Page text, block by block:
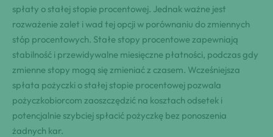
spłaty o stałej stopie procentowej. Jednak ważne jest
rozważenie zalet i wad tej opcji w porównaniu do zmiennych
stóp procentowych. Stałe stopy procentowe zapewniają
stabilność i przewidywalne miesięczne płatności, podczas gdy
zmienne stopy mogą się zmieniać z czasem. Wcześniejsza
spłata pożyczki o stałej stopie procentowej pozwala
pożyczkobiorcom zaoszczędzić na kosztach odsetek i
potencjalnie szybciej spłacić pożyczkę bez ponoszenia
żadnych kar.